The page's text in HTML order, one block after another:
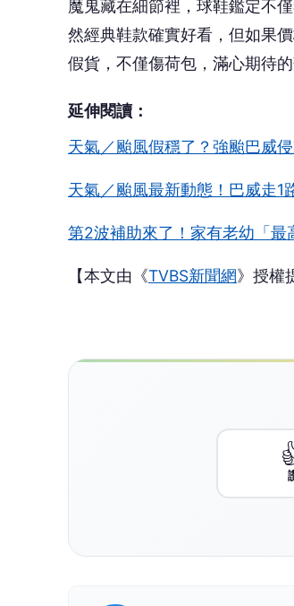
魔鬼藏在細節裡，球鞋鑑定不
然經典鞋款確實好看，但如果
假貨，不僅傷荷包，滿心期待的
延伸閱讀：
天氣／颱風假穩了？強颱巴威
天氣／颱風最新動態！巴威走
第2波補助來了！家有老幼「
【本文由《TVBS新聞網》授權